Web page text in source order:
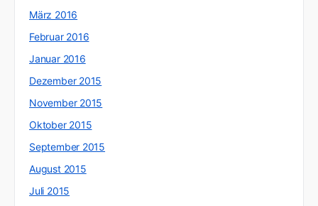
März 2016
Februar 2016
Januar 2016
Dezember 2015
November 2015
Oktober 2015
September 2015
August 2015
Juli 2015